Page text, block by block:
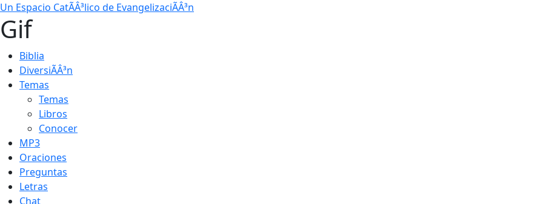
Un Espacio CatÃÂ³lico de EvangelizaciÃÂ³n
Gif
Biblia
DiversiÃÂ³n
Temas
Temas
Libros
Conocer
MP3
Oraciones
Preguntas
Letras
Chat